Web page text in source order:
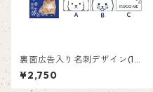
裏面広告入り名刺デザイン(1箱
50枚入り)_雪縦_SN002ad
¥2,750